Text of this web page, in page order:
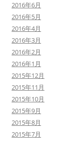
2016年6月
2016年5月
2016年4月
2016年3月
2016年2月
2016年1月
2015年12月
2015年11月
2015年10月
2015年9月
2015年8月
2015年7月